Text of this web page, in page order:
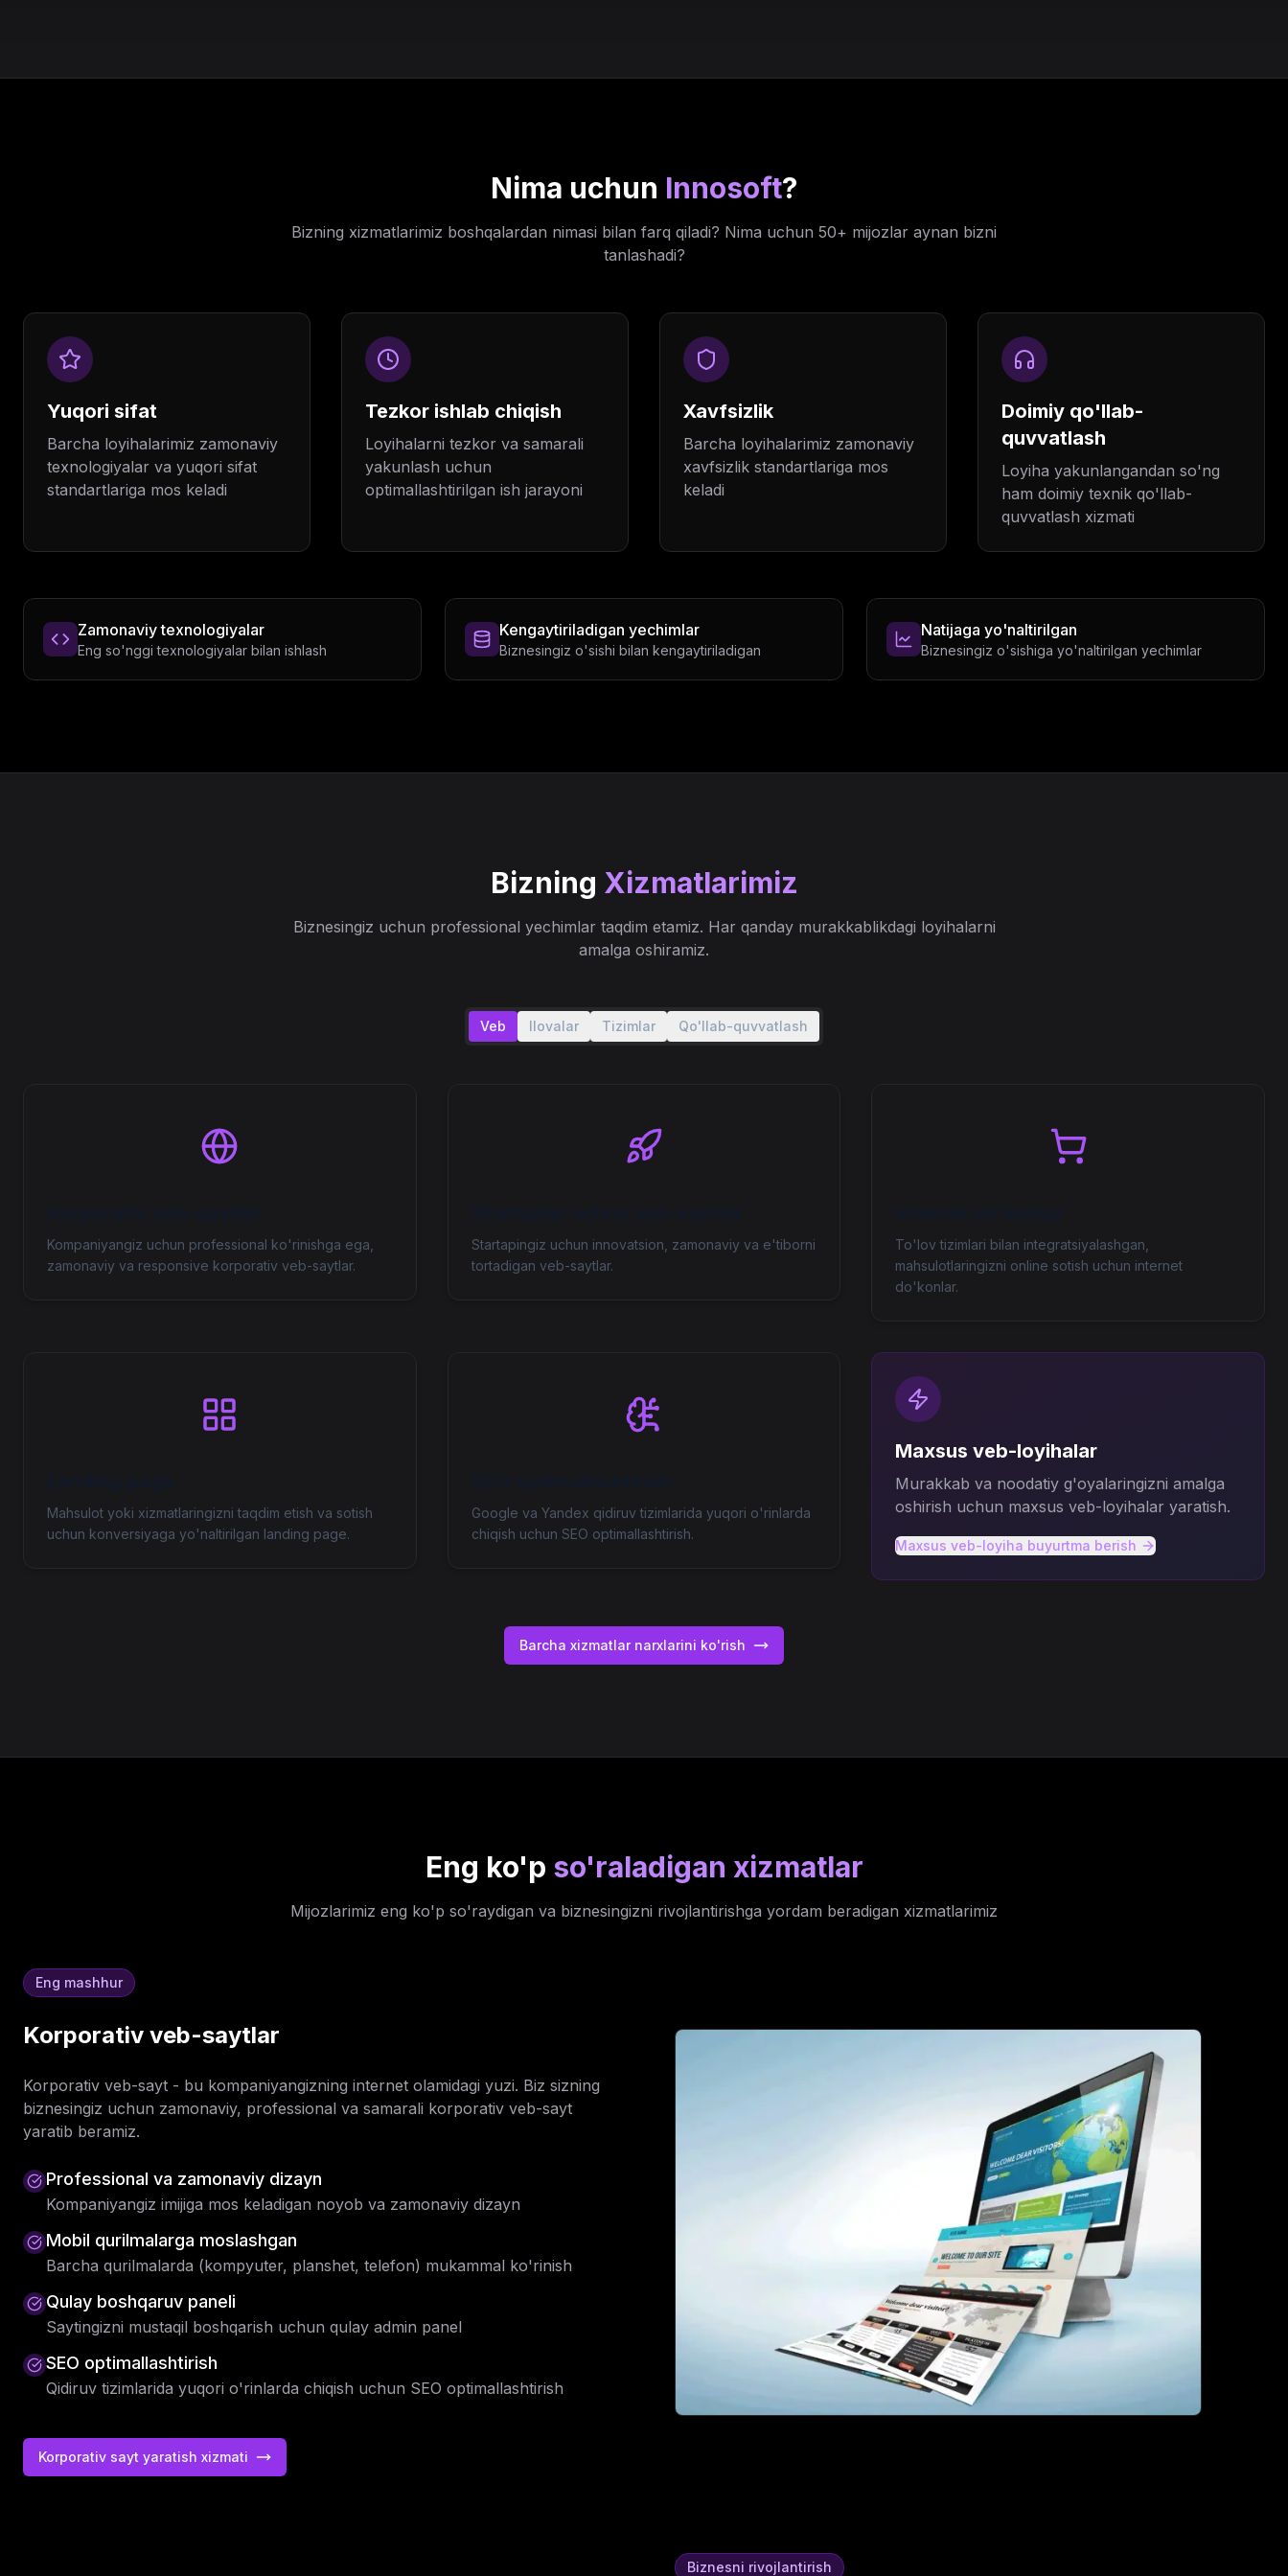
Nima uchun Innosoft?
Bizning xizmatlarimiz boshqalardan nimasi bilan farq qiladi? Nima uchun 50+ mijozlar aynan bizni
tanlashadi?
Yuqori sifat
Barcha loyihalarimiz zamonaviy
texnologiyalar va yuqori sifat
standartlariga mos keladi
Tezkor ishlab chiqish
Loyihalarni tezkor va samarali
yakunlash uchun
optimallashtirilgan ish jarayoni
Xavfsizlik
Barcha loyihalarimiz zamonaviy
xavfsizlik standartlariga mos
keladi
Doimiy qo'llab-
quvvatlash
Loyiha yakunlangandan so'ng
ham doimiy texnik qo'llab-
quvvatlash xizmati
Zamonaviy texnologiyalar
Eng so'nggi texnologiyalar bilan ishlash
Kengaytiriladigan yechimlar
Biznesingiz o'sishi bilan kengaytiriladigan
Natijaga yo'naltirilgan
Biznesingiz o'sishiga yo'naltirilgan yechimlar
Bizning Xizmatlarimiz
Biznesingiz uchun professional yechimlar taqdim etamiz. Har qanday murakkablikdagi loyihalarni
amalga oshiramiz.
Veb Ilovalar Tizimlar Qo'llab-quvvatlash
Kompaniyangiz uchun professional ko'rinishga ega,
zamonaviy va responsive korporativ veb-saytlar.
Startapingiz uchun innovatsion, zamonaviy va e'tiborni
tortadigan veb-saytlar.
To'lov tizimlari bilan integratsiyalashgan,
mahsulotlaringizni online sotish uchun internet
do'konlar.
Mahsulot yoki xizmatlaringizni taqdim etish va sotish
uchun konversiyaga yo'naltirilgan landing page.
Google va Yandex qidiruv tizimlarida yuqori o'rinlarda
chiqish uchun SEO optimallashtirish.
Maxsus veb-loyihalar
Murakkab va noodatiy g'oyalaringizni amalga
oshirish uchun maxsus veb-loyihalar yaratish.
Maxsus veb-loyiha buyurtma berish
Barcha xizmatlar narxlarini ko'rish
Eng ko'p so'raladigan xizmatlar
Mijozlarimiz eng ko'p so'raydigan va biznesingizni rivojlantirishga yordam beradigan xizmatlarimiz
Eng mashhur
Korporativ veb-saytlar
Korporativ veb-sayt - bu kompaniyangizning internet olamidagi yuzi. Biz sizning
biznesingiz uchun zamonaviy, professional va samarali korporativ veb-sayt
yaratib beramiz.
Professional va zamonaviy dizayn
Kompaniyangiz imijiga mos keladigan noyob va zamonaviy dizayn
Mobil qurilmalarga moslashgan
Barcha qurilmalarda (kompyuter, planshet, telefon) mukammal ko'rinish
Qulay boshqaruv paneli
Saytingizni mustaqil boshqarish uchun qulay admin panel
SEO optimallashtirish
Qidiruv tizimlarida yuqori o'rinlarda chiqish uchun SEO optimallashtirish
Korporativ sayt yaratish xizmati
Biznesni rivojlantirish